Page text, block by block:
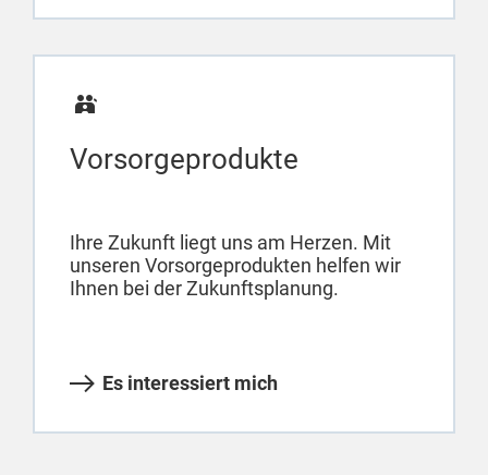
Vorsorgeprodukte
Ihre Zukunft liegt uns am Herzen. Mit
unseren Vorsorgeprodukten helfen wir
Ihnen bei der Zukunftsplanung.
Es interessiert mich